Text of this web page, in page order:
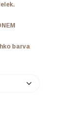
barva